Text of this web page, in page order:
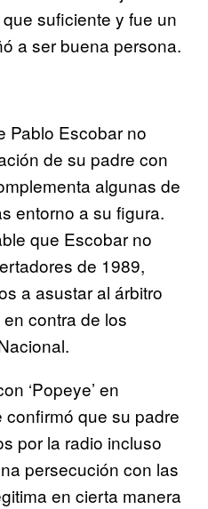
suficiente y fue un
a ser buena persona.
Pablo Escobar no
de su padre con
algunas de
entorno a su figura.
que Escobar no
de 1989,
a asustar al árbitro
contra de los
‘Popeye’ en
que su padre
por la radio incluso
persecución con las
en cierta manera